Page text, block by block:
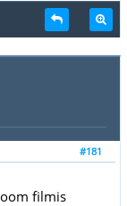
#181
filmis